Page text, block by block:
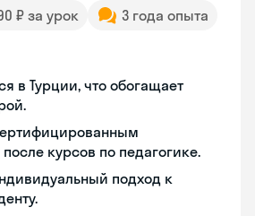
₽ за урок
3 года опыта
в Турции, что обогащает
курсов по педагогике.
подход к